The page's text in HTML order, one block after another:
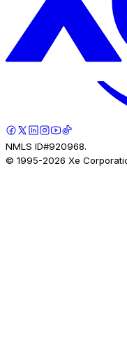
NMLS ID#920968.
© 1995-2026 Xe